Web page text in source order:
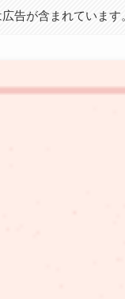
告が含まれています